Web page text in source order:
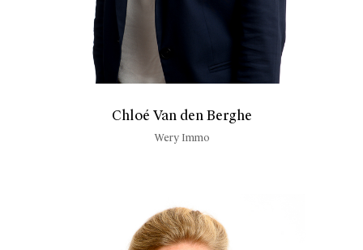
Chloé Van den Berghe
Wery Immo